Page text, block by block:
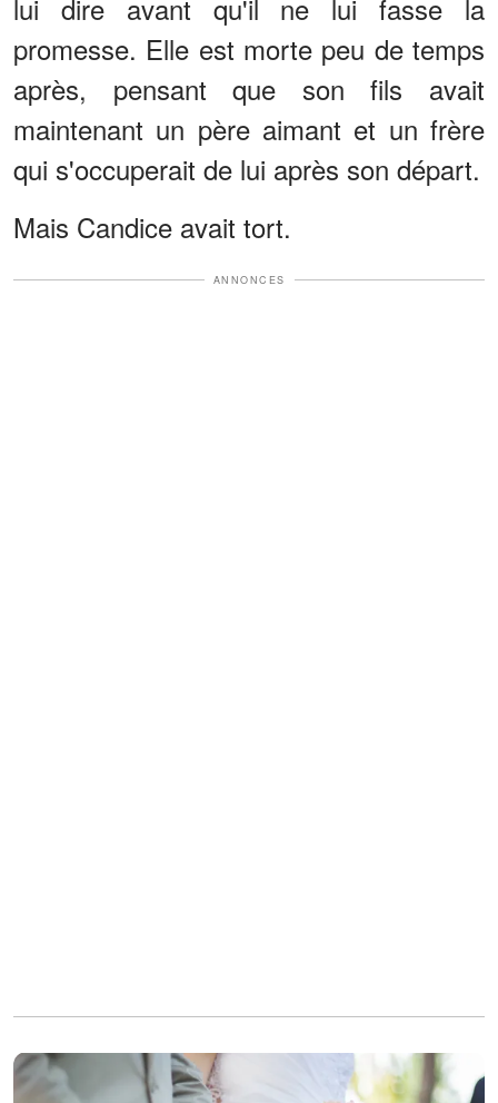
lui dire avant qu'il ne lui fasse la
promesse. Elle est morte peu de temps
après, pensant que son fils avait
maintenant un père aimant et un frère
qui s'occuperait de lui après son départ.
Mais Candice avait tort.
ANNONCES